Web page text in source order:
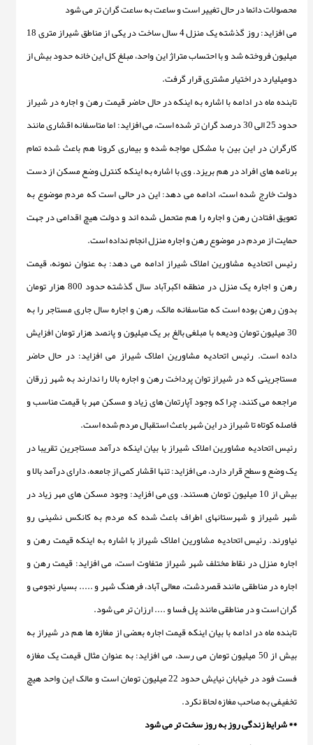
محصولات دائما در حال تغییر است و ساعت به ساعت گران تر می شود
می افزاید: روز گذشته یک منزل 4 سال ساخت در یکی از مناطق شیراز متری 18
میلیون فروخته شد و با احتساب متراژ این واحد، مبلغ کل این خانه حدود بیش از
دومیلیارد در اختیار مشتری قرار گرفت.
تابنده ماه در ادامه با اشاره به اینکه در حال حاضر قیمت رهن و اجاره در شیراز
حدود 25 الی 30 درصد گران تر شده است، می افزاید: اما متاسفانه اقشاری مانند
کارگران در این بین با مشکل مواجه شده و بیماری کرونا هم باعث شده تمام
برنامه های افراد در هم بریزد. وی با اشاره به اینکه کنترل وضع مسکن از دست
دولت خارج شده است، ادامه می دهد: این در حالی است که مردم موضوع به
تعویق افتادن رهن و اجاره را هم متحمل شده اند و دولت هیچ اقدامی در جهت
حمایت از مردم در موضوع رهن و اجاره منزل انجام نداده است.
رئیس اتحادیه مشاورین املاک شیراز ادامه می دهد: به عنوان نمونه، قیمت
رهن و اجاره یک منزل در منطقه اکبرآباد سال گذشته حدود 800 هزار تومان
بدون رهن بوده است که متاسفانه مالک، رهن و اجاره سال جاری مستاجر را به
30 میلیون تومان ودیعه با مبلغی بالغ بر یک میلیون و پانصد هزار تومان افزایش
داده است. رئیس اتحادیه مشاورین املاک شیراز می افزاید: در حال حاضر
مستاجرینی که در شیراز توان پرداخت رهن و اجاره بالا را ندارند به شهر زرقان
مراجعه می کنند، چرا که وجود آپارتمان های زیاد و مسکن مهر با قیمت مناسب و
فاصله کوتاه تا شیراز در این شهر باعث استقبال مردم شده است.
رئیس اتحادیه مشاورین املاک شیراز با بیان اینکه درآمد مستاجرین تقریبا در
یک وضع و سطح قرار دارد، می افزاید: تنها اقشار کمی از جامعه، دارای درآمد بالا و
بیش از 10 میلیون تومان هستند. وی می افزاید: وجود مسکن های مهر زیاد در
شهر شیراز و شهرستانهای اطراف باعث شده که مردم به کانکس نشینی رو
نیاورند. رئیس اتحادیه مشاورین املاک شیراز با اشاره به اینکه قیمت رهن و
اجاره منزل در نقاط مختلف شهر شیراز متفاوت است، می افزاید: قیمت رهن و
اجاره در مناطقی مانند قصردشت، معالی آباد، فرهنگ شهر و ..... بسیار نجومی و
گران است و در مناطقی مانند پل فسا و .... ارزان تر می شود.
تابنده ماه در ادامه با بیان اینکه قیمت اجاره بعضی از مغازه ها هم در شیراز به
بیش از 50 میلیون تومان می رسد، می افزاید: به عنوان مثال قیمت یک مغازه
فست فود در خیابان نیایش حدود 22 میلیون تومان است و مالک این واحد هیچ
تخفیفی به صاحب مغازه لحاظ نکرد.
** شرایط زندگی روز به روز سخت تر می شود